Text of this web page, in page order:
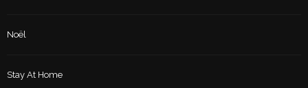
Noël
Stay At Home